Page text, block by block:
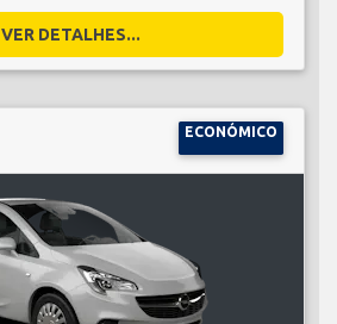
VER DETALHES...
ECONÓMICO